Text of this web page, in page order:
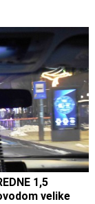
1,5
velike